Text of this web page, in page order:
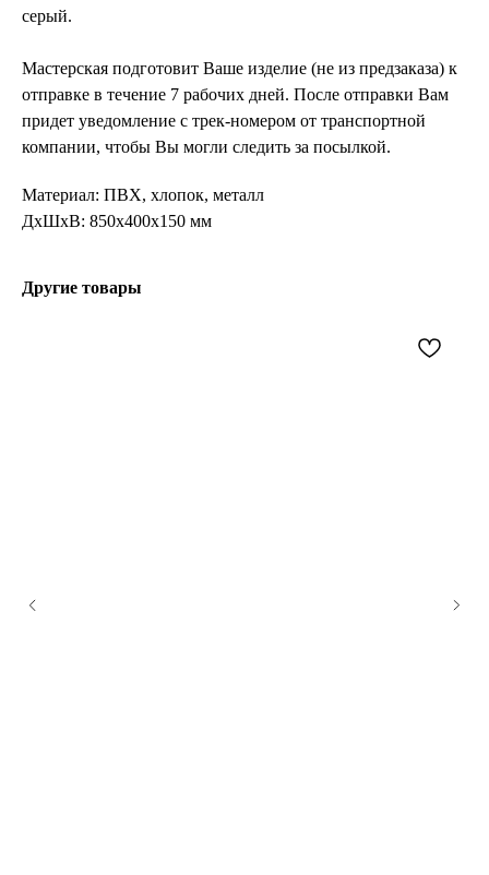
серый.
Мастерская подготовит Ваше изделие (не из предзаказа) к
отправке в течение 7 рабочих дней. После отправки Вам
придет уведомление с трек-номером от транспортной
компании, чтобы Вы могли следить за посылкой.
Материал: ПВХ, хлопок, металл
ДxШxВ: 850x400x150 мм
Другие товары